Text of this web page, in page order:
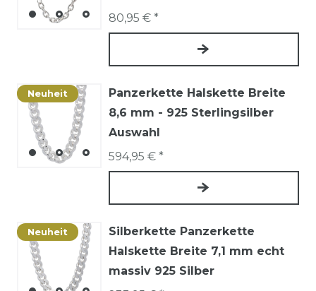
80,95 € *
Neuheit
Panzerkette Halskette Breite
8,6 mm - 925 Sterlingsilber
Auswahl
594,95 € *
Neuheit
Silberkette Panzerkette
Halskette Breite 7,1 mm echt
massiv 925 Silber